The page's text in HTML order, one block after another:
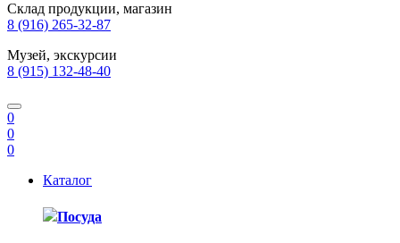
Склад продукции, магазин
8 (916) 265-32-87
Музей, экскурсии
8 (915) 132-48-40
0
0
0
Каталог
Посуда